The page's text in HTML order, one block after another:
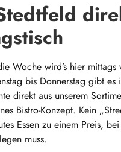
Woche wird’s hier
bis Donnerstag gibt es
direkt aus unserem
Bistro-Konzept. Kein
Essen zu einem Preis,
muss.